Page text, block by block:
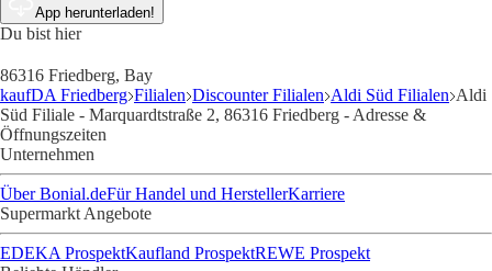
App herunterladen!
Du bist hier
86316 Friedberg, Bay
kaufDA Friedberg Filialen Discounter Filialen Aldi Süd Filialen Aldi
Süd Filiale - Marquardtstraße 2, 86316 Friedberg - Adresse &
Öffnungszeiten
Unternehmen
Über Bonial.deFür Handel und HerstellerKarriere
Supermarkt Angebote
EDEKA ProspektKaufland ProspektREWE Prospekt